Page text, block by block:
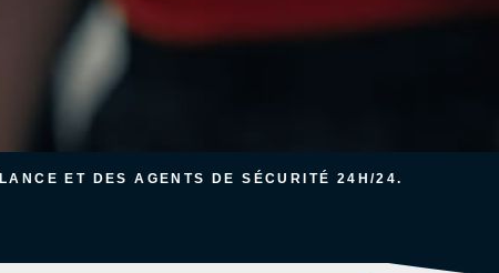
ET DES AGENTS DE SÉCURITÉ 24H/24.